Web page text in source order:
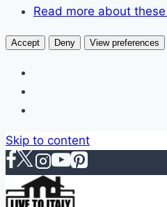
Read more about
Accept Deny View preferences
Skip to content